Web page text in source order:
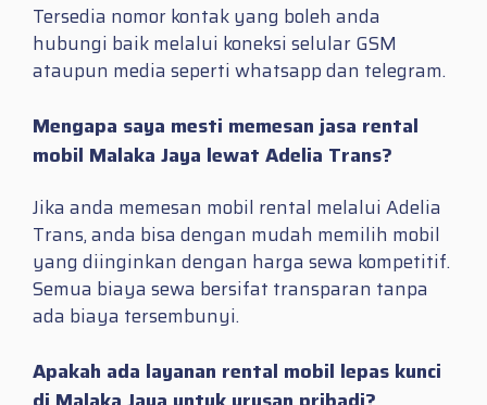
Tersedia nomor kontak yang boleh anda
hubungi baik melalui koneksi selular GSM
ataupun media seperti whatsapp dan telegram.
Mengapa saya mesti memesan jasa rental
mobil Malaka Jaya lewat Adelia Trans?
Jika anda memesan mobil rental melalui Adelia
Trans, anda bisa dengan mudah memilih mobil
yang diinginkan dengan harga sewa kompetitif.
Semua biaya sewa bersifat transparan tanpa
ada biaya tersembunyi.
Apakah ada layanan rental mobil lepas kunci